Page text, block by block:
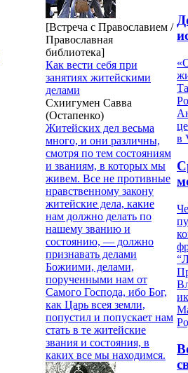
[Встреча с Православием /
Православная
библиотека]
Как вести себя при
занятиях житейскими
делами
Схиигумен Савва
(Остапенко)
Житейских дел весьма
много, и они различны,
смотря по тем состояниям
и званиям, в которых мы
живем. Все не противные
нравственному закону
житейские дела, какие
нам должно делать по
нашему званию и
состоянию, — должно
признавать делами
Божиими, делами,
порученными нам от
Самого Господа, ибо Бог,
как Царь всея земли,
попустил и попускает нам
стать в те житейские
звания и состояния, в
каких все мы находимся.
в